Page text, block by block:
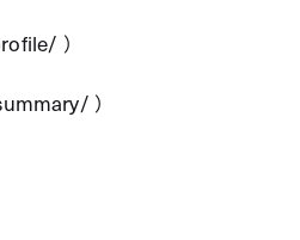
）
）